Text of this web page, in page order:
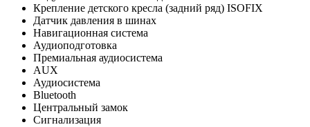
Крепление детского кресла (задний ряд) ISOFIX
Датчик давления в шинах
Навигационная система
Аудиоподготовка
Премиальная аудиосистема
AUX
Аудиосистема
Bluetooth
Центральный замок
Сигнализация